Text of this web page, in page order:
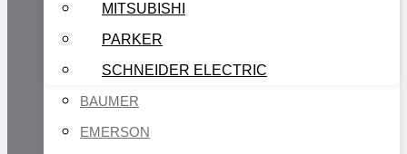
MITSUBISHI
PARKER
SCHNEIDER ELECTRIC
BAUMER
EMERSON